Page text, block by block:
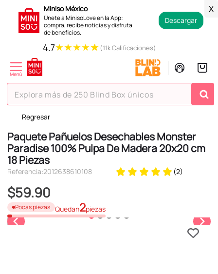
Miniso México
Únete a MinisoLove en la App:
compra, recibe noticias y disfruta
de beneficios.
Descargar
X
4.7★★★★★ (11k Calificaciones)
Explora más de 250 Blind Box únicos
Regresar
Paquete Pañuelos Desechables Monster
Paradise 100% Pulpa De Madera 20x20 cm
18 Piezas
Referencia:2012638610108 (2)
$59.90
Pocas piezas Quedan2piezas
TÉRMINOS MÁS BUSCADOS
1.
hello kitty
2.
spiderman
3.
peluche
4.
osito cariñosito
5.
blind box
6.